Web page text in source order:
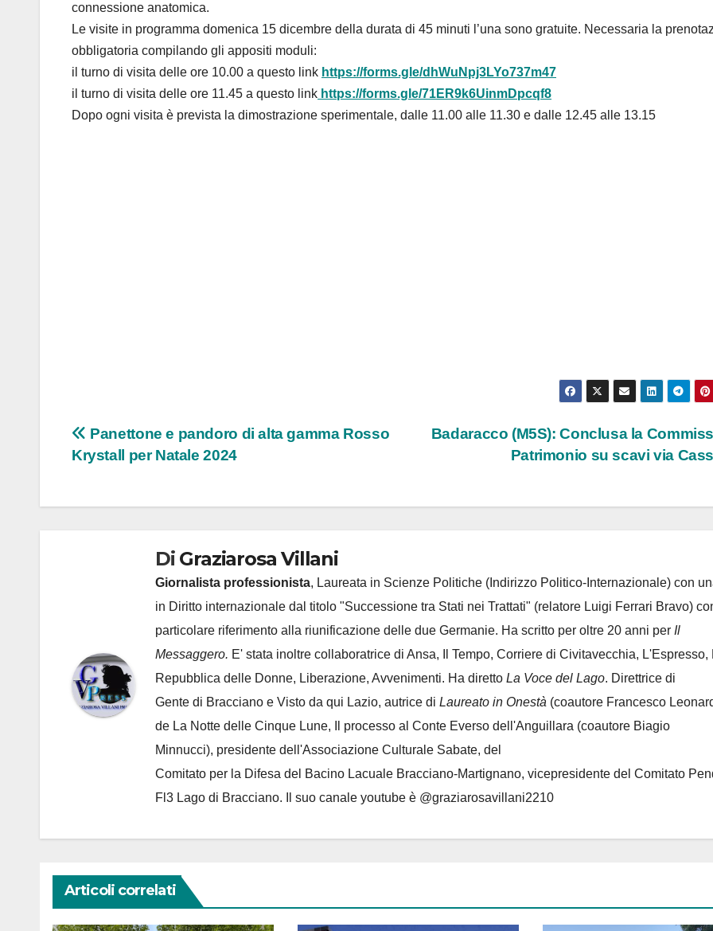
connessione anatomica.
Le visite in programma domenica 15 dicembre della durata di 45 minuti l’una sono gratuite. Necessaria la
obbligatoria compilando gli appositi moduli:
il turno di visita delle ore 10.00 a questo link https://forms.gle/dhWuNpj3LYo737m47
il turno di visita delle ore 11.45 a questo link https://forms.gle/71ER9k6UinmDpcqf8
Dopo ogni visita è prevista la dimostrazione sperimentale, dalle 11.00 alle 11.30 e dalle 12.45 alle 13.15
Navigazione
articoli
Badaracco (M5S): Conclusa la
Patrimonio su scavi via
Panettone e pandoro di alta gamma Rosso
Krystall per Natale 2024
Di Graziarosa Villani
Giornalista professionista, Laureata in Scienze Politiche (Indirizzo Politico-Internazionale) con
in Diritto internazionale dal titolo "Successione tra Stati nei Trattati" (relatore Luigi Ferrari Bravo)
particolare riferimento alla riunificazione delle due Germanie. Ha scritto per oltre 20 anni per Il
Messaggero. E' stata inoltre collaboratrice di Ansa, Il Tempo, Corriere di Civitavecchia, L'Espresso,
Repubblica delle Donne, Liberazione, Avvenimenti. Ha diretto La Voce del Lago. Direttrice di
Gente di Bracciano e Visto da qui Lazio, autrice di Laureato in Onestà (coautore Francesco
de La Notte delle Cinque Lune, Il processo al Conte Everso dell'Anguillara (coautore Biagio
Minnucci), presidente dell'Associazione Culturale Sabate, del
Comitato per la Difesa del Bacino Lacuale Bracciano-Martignano, vicepresidente del Comitato
Fl3 Lago di Bracciano. Il suo canale youtube è @graziarosavillani2210
Articoli correlati